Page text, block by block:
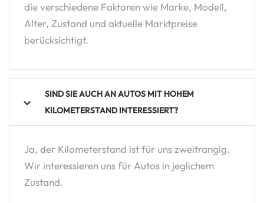
die verschiedene Faktoren wie Marke, Modell,
Alter, Zustand und aktuelle Marktpreise
berücksichtigt.
SIND SIE AUCH AN AUTOS MIT HOHEM
KILOMETERSTAND INTERESSIERT?
Ja, der Kilometerstand ist für uns zweitrangig.
Wir interessieren uns für Autos in jeglichem
Zustand.